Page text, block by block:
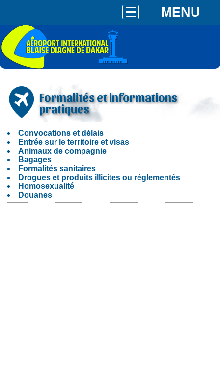
MENU
Formalités et informations
pratiques
Convocations et délais
Entrée sur le territoire et visas
Animaux de compagnie
Bagages
Formalités sanitaires
Drogues et produits illicites ou réglementés
Homosexualité
Douanes